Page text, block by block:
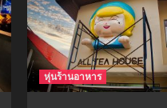
หุ่นร้านอาหาร